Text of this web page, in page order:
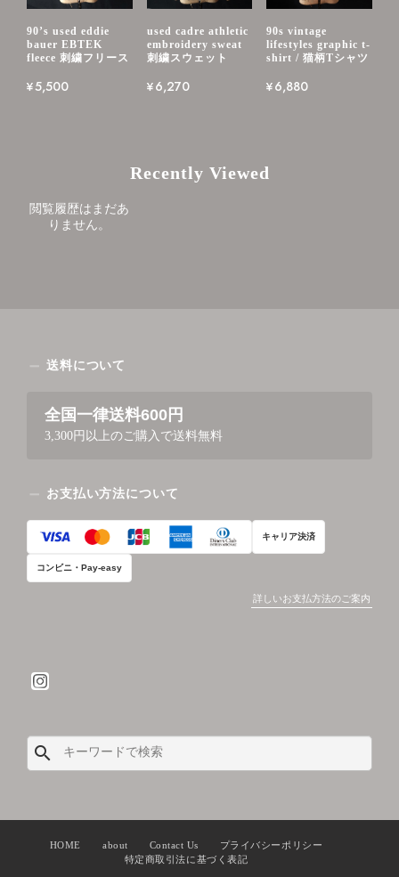
90’s used eddie
bauer EBTEK
fleece 刺繍フリース
¥5,500
used cadre athletic
embroidery sweat
刺繍スウェット
¥6,270
90s vintage
lifestyles graphic t-
shirt / 猫柄Tシャツ
¥6,880
Recently Viewed
閲覧履歴はまだあ
りません。
送料について
全国一律送料600円
3,300円以上のご購入で送料無料
お支払い方法について
キャリア決済
コンビニ・Pay-easy
詳しいお支払方法のご案内
search
HOME about Contact Us
プライバシーポリシー
特定商取引法に基づく表記